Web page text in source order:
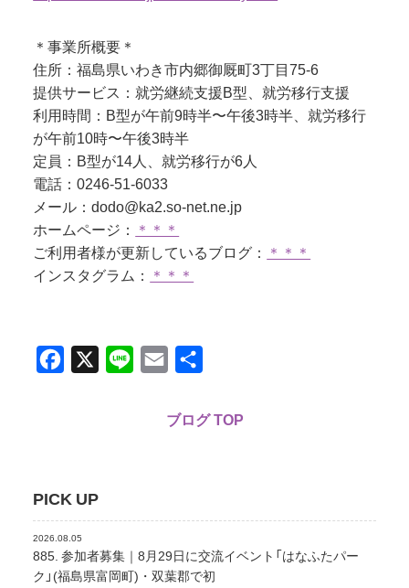
＊事業所概要＊
住所：福島県いわき市内郷御厩町3丁目75-6
提供サービス：就労継続支援B型、就労移行支援
利用時間：B型が午前9時半〜午後3時半、就労移行
が午前10時〜午後3時半
定員：B型が14人、就労移行が6人
電話：0246-51-6033
メール：dodo@ka2.so-net.ne.jp
ホームページ： ＊＊＊
ご利用者様が更新しているブログ： ＊＊＊
インスタグラム： ＊＊＊
Facebook
X Line Email
ブログ TOP
PICK UP
2026.08.05
885. 参加者募集｜8月29日に交流イベント「はなふたパー
ク」(福島県富岡町)・双葉郡で初